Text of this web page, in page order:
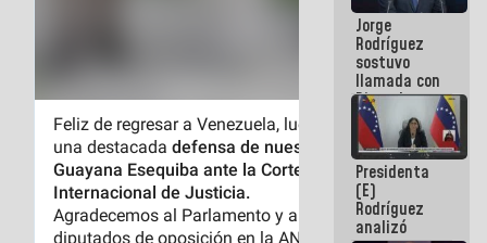
a servidores
públicos
Jorge
Rodríguez
sostuvo
llamada con
Dinorah
Figuera y
acuerdan
primer
encuentro
presencial
para el
diálogo
Presidenta
(E)
Rodríguez
analizó